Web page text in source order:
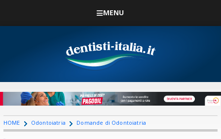
MENU
HOME Odontoiatria Domande di Odontoiatria